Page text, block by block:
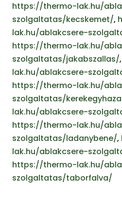
https://thermo-lak.hu/
szolgaltatas/kecskemet/,
lak.hu/ablakcsere-
https://thermo-lak.hu/
szolgaltatas/jakabszallas/,
lak.hu/ablakcsere-
https://thermo-lak.hu/
szolgaltatas/
lak.hu/ablakcsere-
https://thermo-lak.hu/
szolgaltatas/ladanybene/,
lak.hu/ablakcsere-
https://thermo-lak.hu/
szolgaltatas/taborfalva/